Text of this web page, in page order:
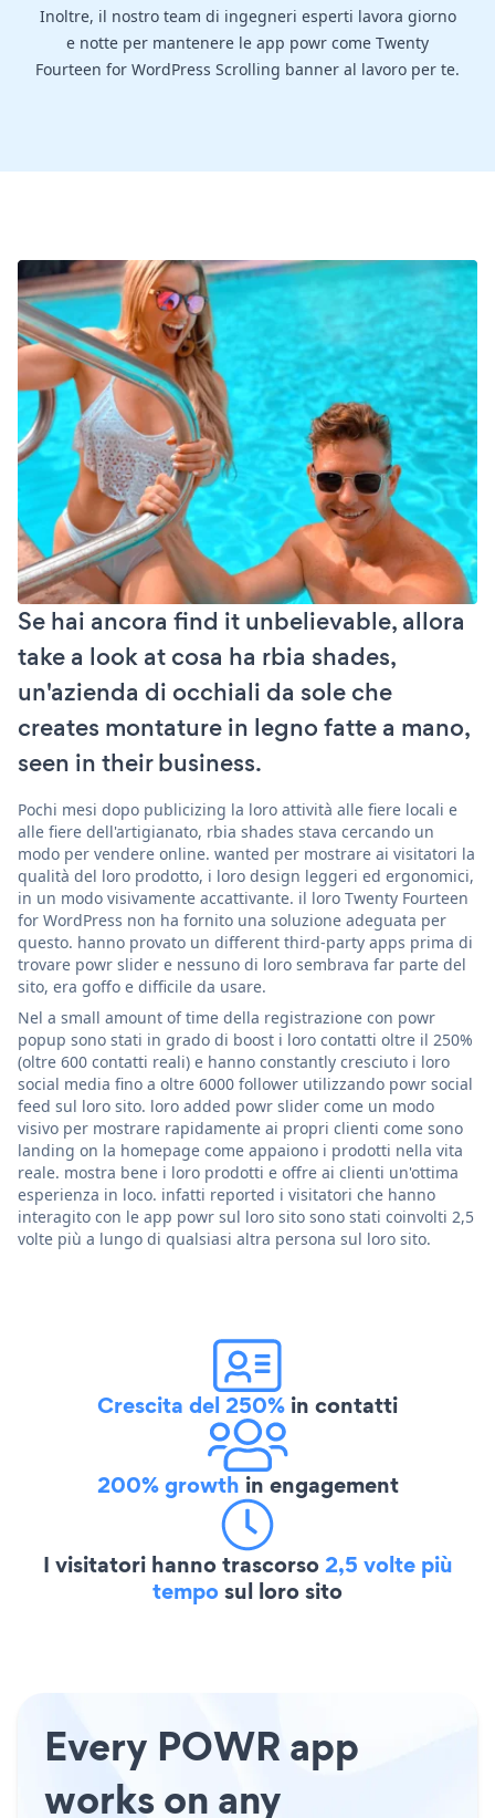
Inoltre, il nostro team di ingegneri esperti lavora giorno
e notte per mantenere le app powr come Twenty
Fourteen for WordPress Scrolling banner al lavoro per te.
Se hai ancora find it unbelievable, allora
take a look at cosa ha rbia shades,
un'azienda di occhiali da sole che
creates montature in legno fatte a mano,
seen in their business.
Pochi mesi dopo publicizing la loro attività alle fiere locali e
alle fiere dell'artigianato, rbia shades stava cercando un
modo per vendere online. wanted per mostrare ai visitatori la
qualità del loro prodotto, i loro design leggeri ed ergonomici,
in un modo visivamente accattivante. il loro Twenty Fourteen
for WordPress non ha fornito una soluzione adeguata per
questo. hanno provato un different third-party apps prima di
trovare powr slider e nessuno di loro sembrava far parte del
sito, era goffo e difficile da usare.
Nel a small amount of time della registrazione con powr
popup sono stati in grado di boost i loro contatti oltre il 250%
(oltre 600 contatti reali) e hanno constantly cresciuto i loro
social media fino a oltre 6000 follower utilizzando powr social
feed sul loro sito. loro added powr slider come un modo
visivo per mostrare rapidamente ai propri clienti come sono
landing on la homepage come appaiono i prodotti nella vita
reale. mostra bene i loro prodotti e offre ai clienti un'ottima
esperienza in loco. infatti reported i visitatori che hanno
interagito con le app powr sul loro sito sono stati coinvolti 2,5
volte più a lungo di qualsiasi altra persona sul loro sito.
Crescita del 250% in contatti
200% growth in engagement
I visitatori hanno trascorso2,5 volte più
temposul loro sito
Every POWR app
works on any